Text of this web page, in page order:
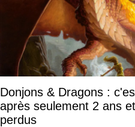
Donjons & Dragons :
après seulement 2 ans
perdus